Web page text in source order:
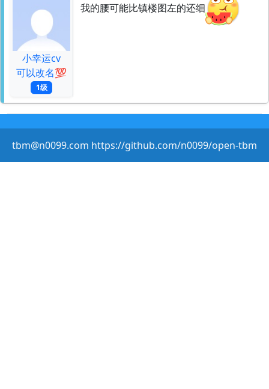
小幸运cv
可以改名💯
1级
我的腰可能比镇楼图左的还细
tbm@n0099.com https://github.com/n0099/open-tbm